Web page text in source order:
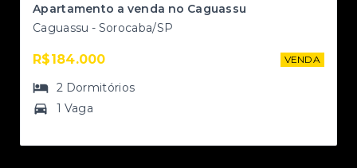
Apartamento a venda no Caguassu
Caguassu - Sorocaba/SP
R$184.000 VENDA
2 Dormitórios
1 Vaga